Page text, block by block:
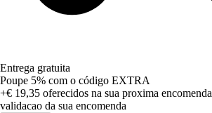
Entrega gratuita
Poupe 5% com o código EXTRA
+€ 19,35 oferecidos na sua proxima encomenda
validacao da sua encomenda